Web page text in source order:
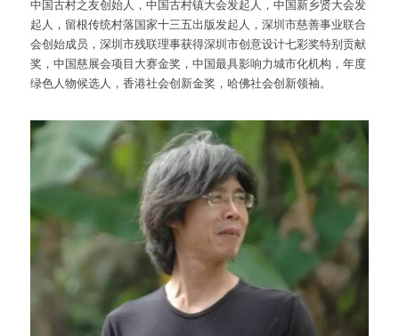
中国古村之友创始人，中国古村镇大会发起人，中国新乡贤大会发
起人，留根传统村落国家十三五出版发起人，深圳市慈善事业联合
会创始成员，深圳市残联理事获得深圳市创意设计七彩奖特别贡献
奖，中国慈展会项目大赛金奖，中国最具影响力城市化机构，年度
绿色人物候选人，香港社会创新金奖，哈佛社会创新领袖。